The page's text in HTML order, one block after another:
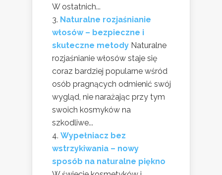
W ostatnich...
Naturalne rozjaśnianie
włosów – bezpieczne i
skuteczne metody Naturalne
rozjaśnianie włosów staje się
coraz bardziej popularne wśród
osób pragnących odmienić swój
wygląd, nie narażając przy tym
swoich kosmyków na
szkodliwe...
Wypełniacz bez
wstrzykiwania – nowy
sposób na naturalne piękno